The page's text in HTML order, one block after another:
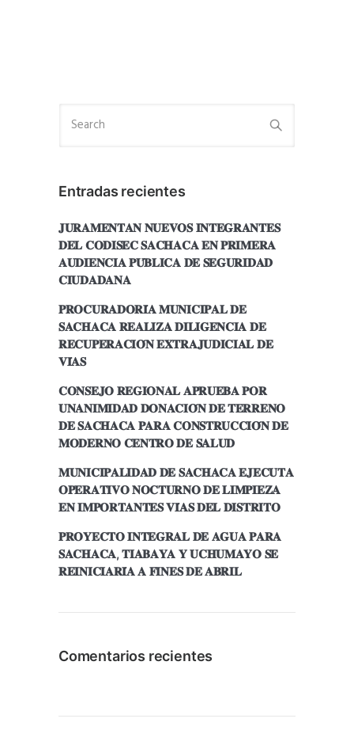
Entradas recientes
𝐉𝐔𝐑𝐀𝐌𝐄𝐍𝐓𝐀𝐍 𝐍𝐔𝐄𝐕𝐎𝐒 𝐈𝐍𝐓𝐄𝐆𝐑𝐀𝐍𝐓𝐄𝐒
𝐃𝐄𝐋 𝐂𝐎𝐃𝐈𝐒𝐄𝐂 𝐒𝐀𝐂𝐇𝐀𝐂𝐀 𝐄𝐍 𝐏𝐑𝐈𝐌𝐄𝐑𝐀
𝐀𝐔𝐃𝐈𝐄𝐍𝐂𝐈𝐀 𝐏𝐔́𝐁𝐋𝐈𝐂𝐀 𝐃𝐄 𝐒𝐄𝐆𝐔𝐑𝐈𝐃𝐀𝐃
𝐂𝐈𝐔𝐃𝐀𝐃𝐀𝐍𝐀
𝐏𝐑𝐎𝐂𝐔𝐑𝐀𝐃𝐎𝐑𝐈́𝐀 𝐌𝐔𝐍𝐈𝐂𝐈𝐏𝐀𝐋 𝐃𝐄
𝐒𝐀𝐂𝐇𝐀𝐂𝐀 𝐑𝐄𝐀𝐋𝐈𝐙𝐀 𝐃𝐈𝐋𝐈𝐆𝐄𝐍𝐂𝐈𝐀 𝐃𝐄
𝐑𝐄𝐂𝐔𝐏𝐄𝐑𝐀𝐂𝐈𝐎́𝐍 𝐄𝐗𝐓𝐑𝐀𝐉𝐔𝐃𝐈𝐂𝐈𝐀𝐋 𝐃𝐄
𝐕𝐈́𝐀𝐒
𝐂𝐎𝐍𝐒𝐄𝐉𝐎 𝐑𝐄𝐆𝐈𝐎𝐍𝐀𝐋 𝐀𝐏𝐑𝐔𝐄𝐁𝐀 𝐏𝐎𝐑
𝐔𝐍𝐀𝐍𝐈𝐌𝐈𝐃𝐀𝐃 𝐃𝐎𝐍𝐀𝐂𝐈𝐎́𝐍 𝐃𝐄 𝐓𝐄𝐑𝐑𝐄𝐍𝐎
𝐃𝐄 𝐒𝐀𝐂𝐇𝐀𝐂𝐀 𝐏𝐀𝐑𝐀 𝐂𝐎𝐍𝐒𝐓𝐑𝐔𝐂𝐂𝐈𝐎́𝐍 𝐃𝐄
𝐌𝐎𝐃𝐄𝐑𝐍𝐎 𝐂𝐄𝐍𝐓𝐑𝐎 𝐃𝐄 𝐒𝐀𝐋𝐔𝐃
𝐌𝐔𝐍𝐈𝐂𝐈𝐏𝐀𝐋𝐈𝐃𝐀𝐃 𝐃𝐄 𝐒𝐀𝐂𝐇𝐀𝐂𝐀 𝐄𝐉𝐄𝐂𝐔𝐓𝐀
𝐎𝐏𝐄𝐑𝐀𝐓𝐈𝐕𝐎 𝐍𝐎𝐂𝐓𝐔𝐑𝐍𝐎 𝐃𝐄 𝐋𝐈𝐌𝐏𝐈𝐄𝐙𝐀
𝐄𝐍 𝐈𝐌𝐏𝐎𝐑𝐓𝐀𝐍𝐓𝐄𝐒 𝐕𝐈́𝐀𝐒 𝐃𝐄𝐋 𝐃𝐈𝐒𝐓𝐑𝐈𝐓𝐎
𝐏𝐑𝐎𝐘𝐄𝐂𝐓𝐎 𝐈𝐍𝐓𝐄𝐆𝐑𝐀𝐋 𝐃𝐄 𝐀𝐆𝐔𝐀 𝐏𝐀𝐑𝐀
𝐒𝐀𝐂𝐇𝐀𝐂𝐀, 𝐓𝐈𝐀𝐁𝐀𝐘𝐀 𝐘 𝐔𝐂𝐇𝐔𝐌𝐀𝐘𝐎 𝐒𝐄
𝐑𝐄𝐈𝐍𝐈𝐂𝐈𝐀𝐑𝐈́𝐀 𝐀 𝐅𝐈𝐍𝐄𝐒 𝐃𝐄 𝐀𝐁𝐑𝐈𝐋
Comentarios recientes